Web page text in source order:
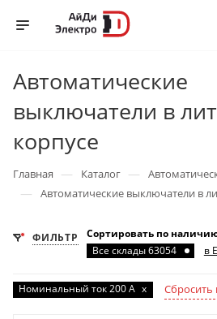
Автоматические
выключатели в
корпусе
Главная — Каталог —
— Автоматические выключатели в
ФИЛЬТР
Сортировать по
Все склады 63054
в
Номинальный ток 200 А x Сбросить